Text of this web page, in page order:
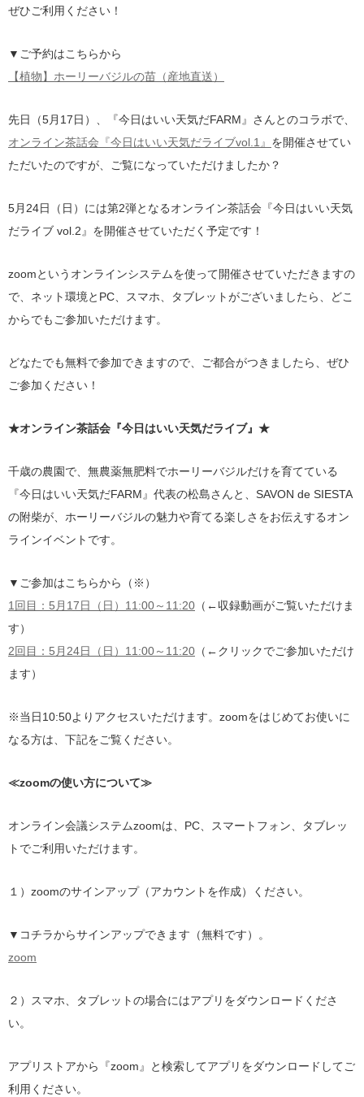
ぜひご利用ください！
▼ご予約はこちらから
【植物】ホーリーバジルの苗（産地直送）
先日（5月17日）、『今日はいい天気だFARM』さんとのコラボで、
オンライン茶話会『今日はいい天気だライブvol.1』 を開催させてい
ただいたのですが、ご覧になっていただけましたか？
5月24日（日）には第2弾となるオンライン茶話会『今日はいい天気
だライブ vol.2』を開催させていただく予定です！
zoomというオンラインシステムを使って開催させていただきますの
で、ネット環境とPC、スマホ、タブレットがございましたら、どこ
からでもご参加いただけます。
どなたでも無料で参加できますので、ご都合がつきましたら、ぜひ
ご参加ください！
★オンライン茶話会『今日はいい天気だライブ』★
千歳の農園で、無農薬無肥料でホーリーバジルだけを育てている
『今日はいい天気だFARM』代表の松島さんと、SAVON de SIESTA
の附柴が、ホーリーバジルの魅力や育てる楽しさをお伝えするオン
ラインイベントです。
▼ご参加はこちらから（※）
1回目：5月17日（日）11:00～11:20 （←収録動画がご覧いただけま
す）
2回目：5月24日（日）11:00～11:20 （←クリックでご参加いただけ
ます）
※当日10:50よりアクセスいただけます。zoomをはじめてお使いに
なる方は、下記をご覧ください。
≪zoomの使い方について≫
オンライン会議システムzoomは、PC、スマートフォン、タブレッ
トでご利用いただけます。
１）zoomのサインアップ（アカウントを作成）ください。
▼コチラからサインアップできます（無料です）。
zoom
２）スマホ、タブレットの場合にはアプリをダウンロードくださ
い。
アプリストアから『zoom』と検索してアプリをダウンロードしてご
利用ください。